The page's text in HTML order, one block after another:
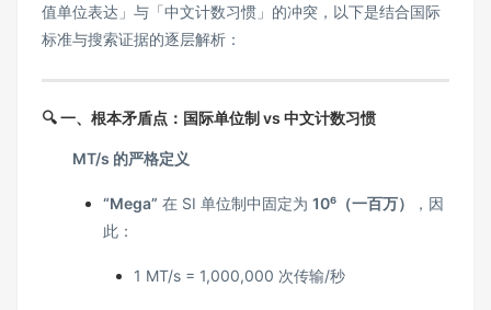
值单位表达」与「中文计数习惯」的冲突，以下是结合国际
标准与搜索证据的逐层解析：
🔍 一、根本矛盾点：国际单位制 vs 中文计数习惯
MT/s 的严格定义
“Mega” 在 SI 单位制中固定为 10⁶（一百万）
，因
此：
1 MT/s = 1,000,000 次传输/秒